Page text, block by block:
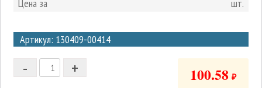
Цена за
шт.
Артикул: 130409-00414
2
1
+
- 100.58 ₽